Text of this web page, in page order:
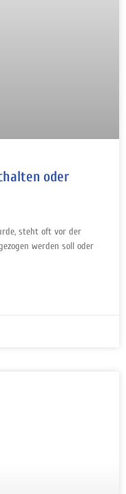
oder
steht oft vor der
werden soll oder